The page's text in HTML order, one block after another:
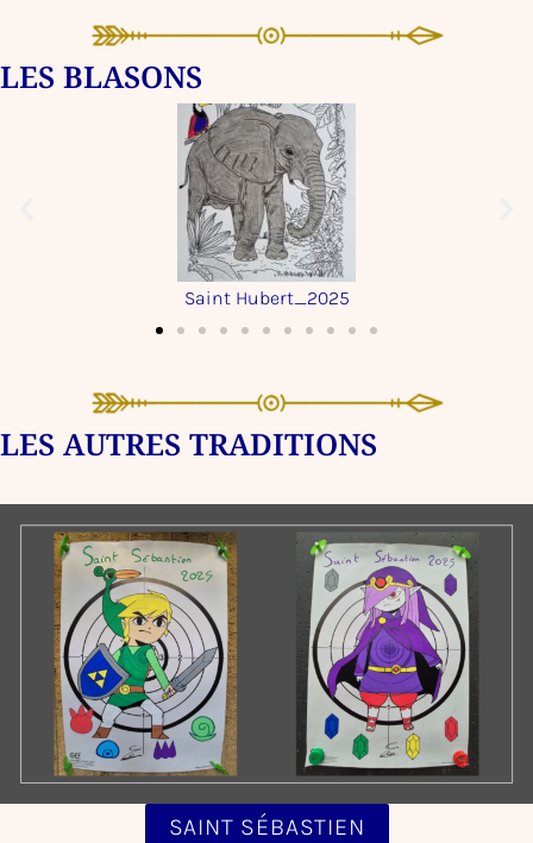
LES BLASONS
Saint Hubert_2024
LES AUTRES TRADITIONS
SAINT SÉBASTIEN